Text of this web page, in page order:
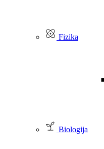
Fizika
Biologija